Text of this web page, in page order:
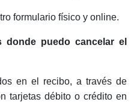
formulario físico y online.
puedo cancelar el
en el recibo, a través de
tarjetas débito o crédito en